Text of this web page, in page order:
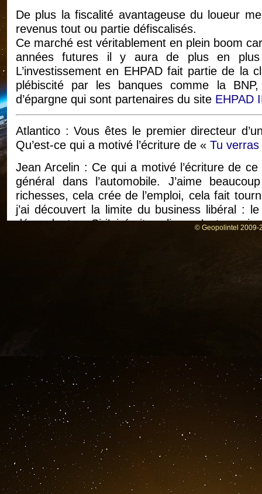
De plus la fiscalité avantageuse du loueur
revenus tout ou partie défiscalisés.
Ce marché est véritablement en plein boom
années futures il y aura de plus en
L’investissement en EHPAD fait partie de la
plébiscité par les banques comme la
d’épargne qui sont partenaires du site EHPAD
Atlantico : Vous êtes le premier directeur
Qu’est-ce qui a motivé l’écriture de « Tu
Jean Arcelin : Ce qui a motivé l’écriture de
général dans l’automobile. J’aime
richesses, cela crée de l’emploi, cela fait
j’ai découvert la limite du business libéral :
dépendantes. Si j’ai écrit ce livre, c’est que
bureau, je me rendais dans les chambres
dont j’ai parlé dans le livre : dans un couloir
au fond de ce couloir, ce matin-là, je vois
sens qu’il y a un problème, je la vois
moins, qui est lucide, qui traîne ses
simplement, me demande de l’aide. Elle est
s’est passé, c’est qu’elle s’est réveillée,
mais elle n’y est pas parvenue. Elle n’est
que les élastiques enserrent ses jambes. Elle
Je la recueille dans mes bras : j’ai dans
© Geopolintel 2009-